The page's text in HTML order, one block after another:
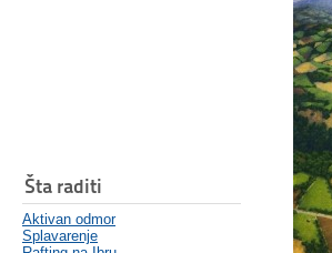
Šta raditi
Aktivan odmor
Splavarenje